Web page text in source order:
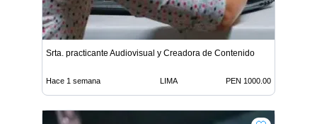
Srta. practicante Audiovisual y Creadora de Contenido
Hace 1 semana LIMA PEN 1000.00